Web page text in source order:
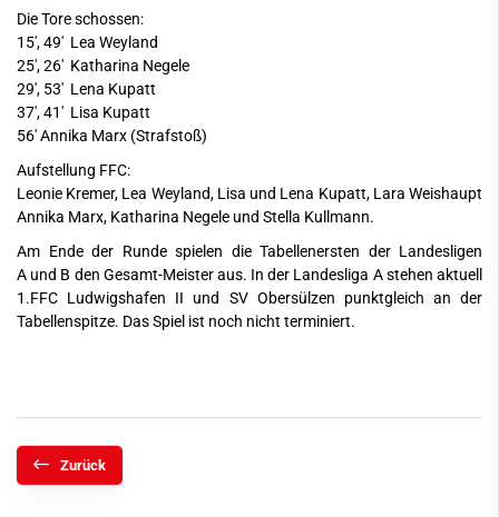
Die Tore schossen:
15', 49' Lea Weyland
25', 26' Katharina Negele
29', 53' Lena Kupatt
37', 41' Lisa Kupatt
56' Annika Marx (Strafstoß)
Aufstellung FFC:
Leonie Kremer, Lea Weyland, Lisa und Lena Kupatt, Lara Weishaupt
Annika Marx, Katharina Negele und Stella Kullmann.
Am Ende der Runde spielen die Tabellenersten der Landesligen
A und B den Gesamt-Meister aus. In der Landesliga A stehen aktuell
1.FFC Ludwigshafen II und SV Obersülzen punktgleich an der
Tabellenspitze. Das Spiel ist noch nicht terminiert.
Zurück